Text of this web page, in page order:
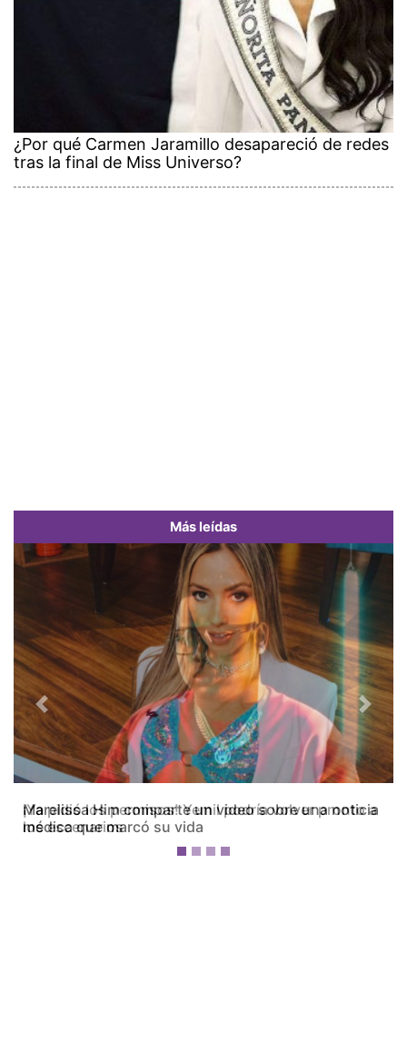
¿Por qué Carmen Jaramillo desapareció de redes
tras la final de Miss Universo?
Más leídas
¡Ya pidió los permisos! Yemil podría volver pronto a
los escenarios
Previous Next